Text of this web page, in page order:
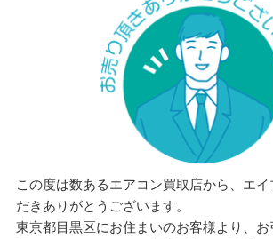
この度は数あるエアコン買取店から、エ
だきありがとうございます。
東京都目黒区にお住まいのお客様より、